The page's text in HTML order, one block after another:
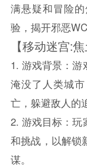
满悬疑和冒险
验，揭开邪恶
【移动迷宫:
1. 游戏背景：
淹没了人类城
亡，躲避敌人的
2. 游戏目标：玩
和挑战，以解锁
谋。